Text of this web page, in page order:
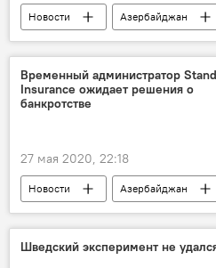
Новости Азербайджан
Экономика
Баку
Временный администратор
Insurance ожидает решения о
банкротстве
27 мая 2020, 22:18
Новости Азербайджан
страхование
Банкротство
Шведский эксперимент не